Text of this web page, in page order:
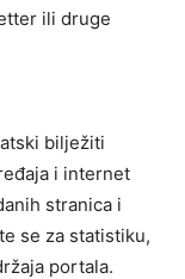
ili druge
bilježiti
i internet
stranica i
se za statistiku,
portala.